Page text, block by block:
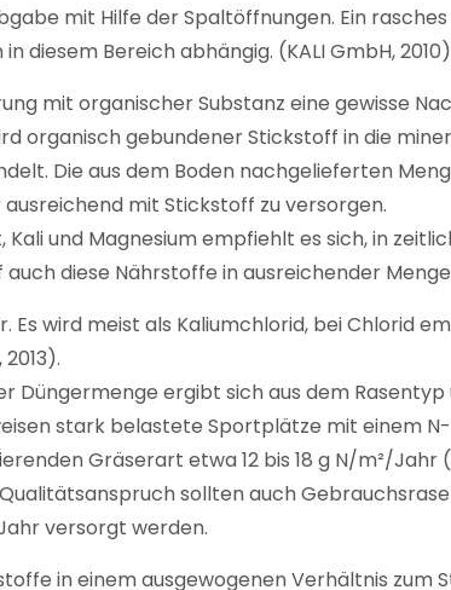
mit Hilfe der Spaltöffnungen. Ein
diesem Bereich abhängig. (KALI GmbH,
mit organischer Substanz eine gewisse
organisch gebundener Stickstoff in die
Die aus dem Boden nachgelieferten
mit Stickstoff zu versorgen.
und Magnesium empfiehlt es sich, in
diese Nährstoffe in ausreichender
Es wird meist als Kaliumchlorid, bei Chlorid
Düngermenge ergibt sich aus dem
stark belastete Sportplätze mit einem
Gräserart etwa 12 bis 18 g N/m²/
sollten auch
versorgt werden.
in einem ausgewogenen Verhältnis zum